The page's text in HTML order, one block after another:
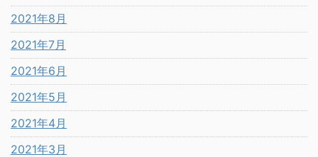
2021年8月
2021年7月
2021年6月
2021年5月
2021年4月
2021年3月